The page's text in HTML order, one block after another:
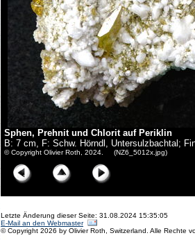
Sphen, Prehnit und Chlorit auf Periklin
B: 7 cm, F: Schw. Hörndl, Untersulzbachtal;
© Copyright Olivier Roth, 2024. (NZ6_5012x.jpg)
Letzte Änderung dieser Seite: 31.08.2024 15:35:05
E-Mail an den Webmaster
© Copyright 2026 by Olivier Roth, Switzerland. Alle Rechte